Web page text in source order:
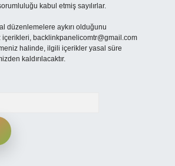
kabul etmiş sayılırlar.
düzenlemelere aykırı olduğunu
içerikleri, backlinkpanelicomtr@gmail.com
halinde, ilgili içerikler yasal süre
kaldırılacaktır.